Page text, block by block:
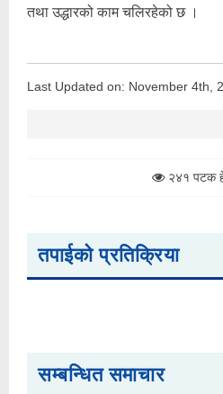
तथा उद्धारको काम चलिरहेको छ ।
Last Updated on: November 4th,
२४१ पटक
तपाईको प्रतिक्रिया
सम्बन्धित समाचार